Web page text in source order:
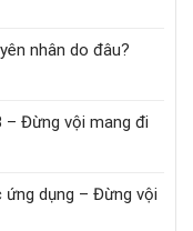
nhân do đâu?
– Đừng vội mang đi
ứng dụng – Đừng vội